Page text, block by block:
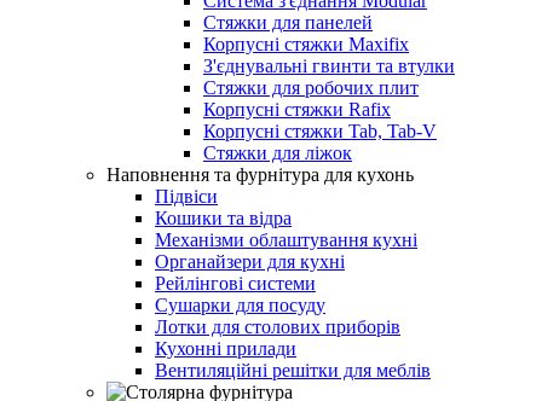
Стяжки для панелей
Корпусні стяжки Maxifix
З'єднувальні гвинти та втулки
Стяжки для робочих плит
Корпусні стяжки Rafix
Корпусні стяжки Tab, Tab-V
Стяжки для ліжок
Наповнення та фурнітура для кухонь
Підвіси
Кошики та відра
Механізми облаштування кухні
Органайзери для кухні
Рейлінгові системи
Сушарки для посуду
Лотки для столових приборів
Кухонні прилади
Вентиляційні решітки для меблів